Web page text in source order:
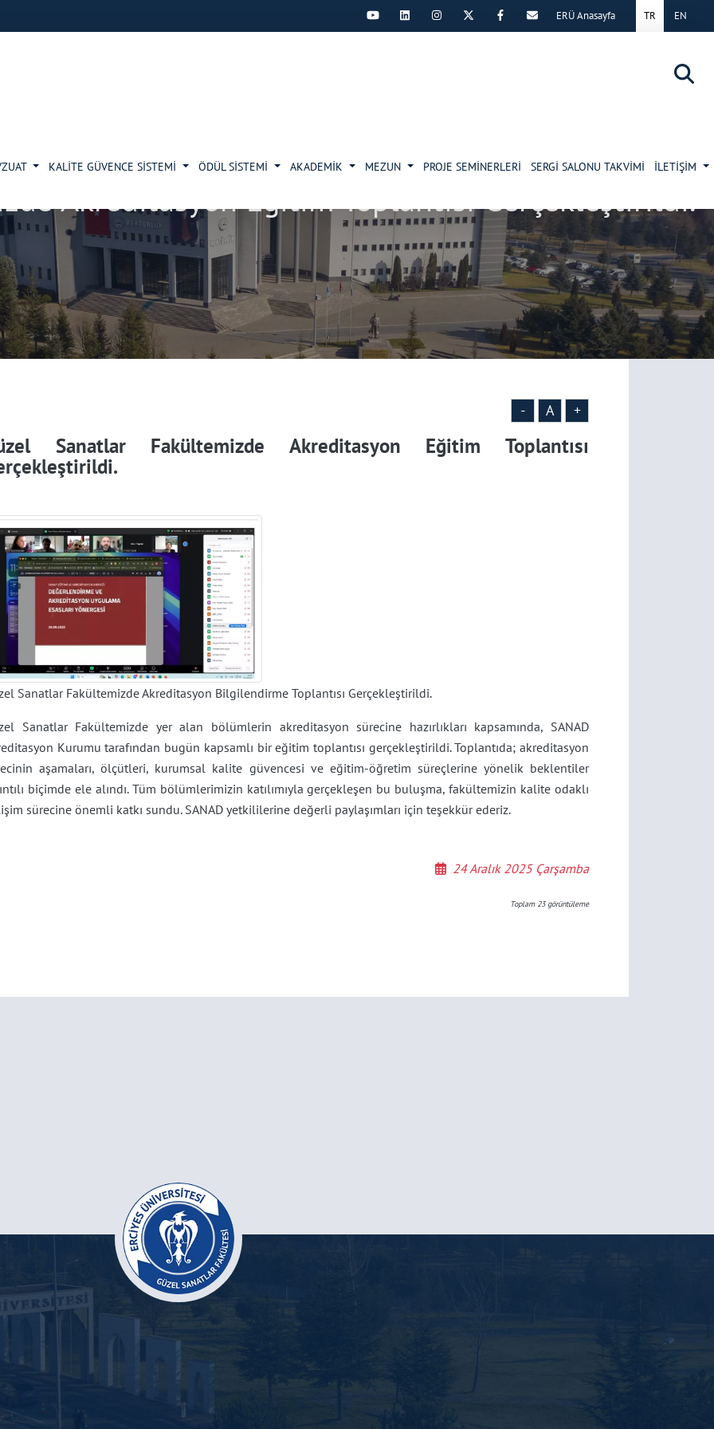
×
TR EN
ERÜ Anasayfa
KALİTE GÜVENCE SİSTEMİ ÖDÜL SİSTEMİ AKADEMİK MEZUN PROJE SEMİNERLERİ SERGİ SALONU TAKVİMİ İLETİŞİM
Akreditasyon Eğitim Toplantısı Gerçekleştirildi.
- A +
Sanatlar Fakültemizde Akreditasyon Eğitim Toplantısı
Sanatlar Fakültemizde Akreditasyon Bilgilendirme Toplantısı Gerçekleştirildi.
Sanatlar Fakültemizde yer alan bölümlerin akreditasyon sürecine hazırlıkları kapsamında, SANAD
Kurumu tarafından bugün kapsamlı bir eğitim toplantısı gerçekleştirildi. Toplantıda; akreditasyon
aşamaları, ölçütleri, kurumsal kalite güvencesi ve eğitim-öğretim süreçlerine yönelik beklentiler
biçimde ele alındı. Tüm bölümlerimizin katılımıyla gerçekleşen bu buluşma, fakültemizin kalite odaklı
sürecine önemli katkı sundu. SANAD yetkililerine değerli paylaşımları için teşekkür ederiz.
24 Aralık 2025 Çarşamba
Toplam23görüntüleme